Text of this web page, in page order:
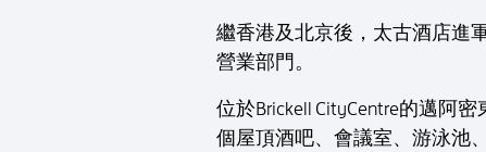
繼香港及北京後，太古酒店進
營業部門。
位於Brickell CityCentre的邁阿
個屋頂酒吧、會議室、游泳池